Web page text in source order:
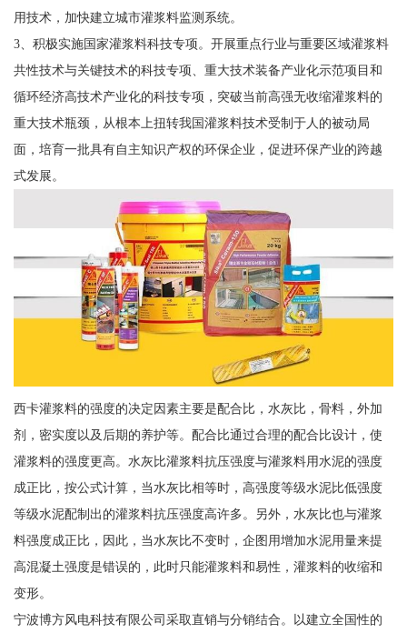
用技术，加快建立城市灌浆料监测系统。
3、积极实施国家灌浆料科技专项。开展重点行业与重要区域灌浆料
共性技术与关键技术的科技专项、重大技术装备产业化示范项目和
循环经济高技术产业化的科技专项，突破当前高强无收缩灌浆料的
重大技术瓶颈，从根本上扭转我国灌浆料技术受制于人的被动局
面，培育一批具有自主知识产权的环保企业，促进环保产业的跨越
式发展。
西卡灌浆料的强度的决定因素主要是配合比，水灰比，骨料，外加
剂，密实度以及后期的养护等。配合比通过合理的配合比设计，使
灌浆料的强度更高。水灰比灌浆料抗压强度与灌浆料用水泥的强度
成正比，按公式计算，当水灰比相等时，高强度等级水泥比低强度
等级水泥配制出的灌浆料抗压强度高许多。另外，水灰比也与灌浆
料强度成正比，因此，当水灰比不变时，企图用增加水泥用量来提
高混凝土强度是错误的，此时只能灌浆料和易性，灌浆料的收缩和
变形。
宁波博方风电科技有限公司采取直销与分销结合。以建立全国性的